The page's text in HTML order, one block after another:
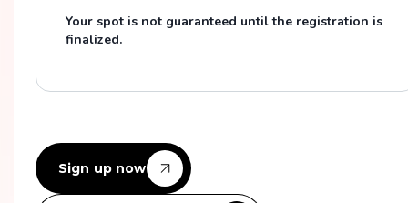
Your spot is not guaranteed until the registration is
finalized.
Sign up now